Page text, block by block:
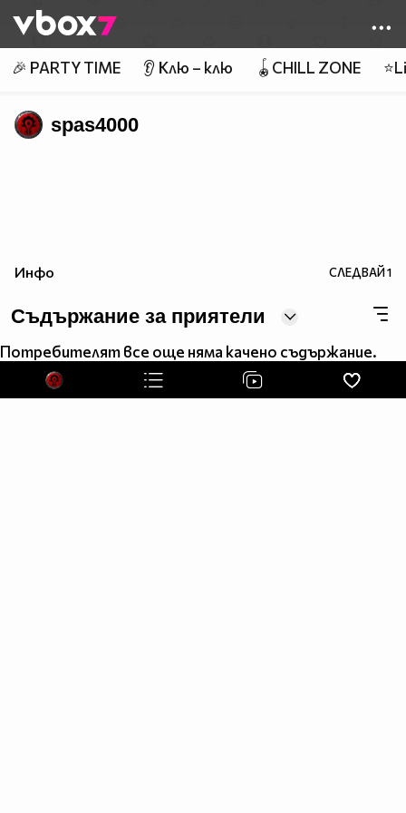
👾
🎉 PARTY TIME 👂 Клю – клю 🪀CHILL ZONE
spas4000
Инфо СЛЕДВАЙ1
Съдържание за приятели
Потребителят все още няма качено съдържание.